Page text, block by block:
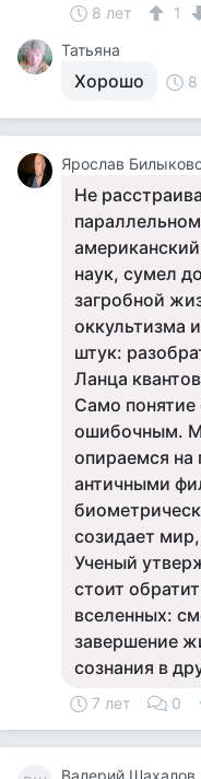
8 лет
1
Татьяна
Хорошо 8
Ярослав
Не
наук, сумел
загробной
оккультизма
штук:
Ланца
Само понятие
ошибочным.
опираемся
античными
созидает
Ученый
стоит
вселенных:
завершение
сознания в
7 лет 0
Валерий Шахалов